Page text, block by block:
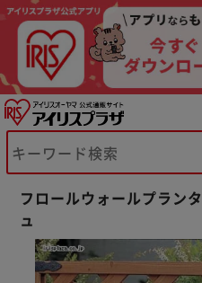
フロールウォールプラ
ュ
※ご確認ください
カートに入れる